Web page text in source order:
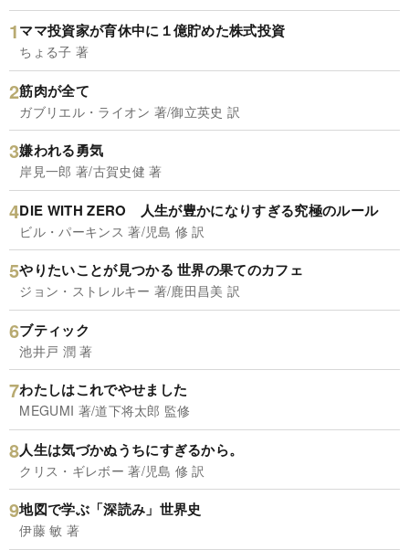
ママ投資家が育休中に１億貯めた株式投資
ちょる子 著
筋肉が全て
ガブリエル・ライオン 著/御立英史 訳
嫌われる勇気
岸見一郎 著/古賀史健 著
DIE WITH ZERO 人生が豊かになりすぎる究極のルール
ビル・パーキンス 著/児島 修 訳
やりたいことが見つかる 世界の果てのカフェ
ジョン・ストレルキー 著/鹿田昌美 訳
ブティック
池井戸 潤 著
わたしはこれでやせました
MEGUMI 著/道下将太郎 監修
人生は気づかぬうちにすぎるから。
クリス・ギレボー 著/児島 修 訳
地図で学ぶ「深読み」世界史
伊藤 敏 著